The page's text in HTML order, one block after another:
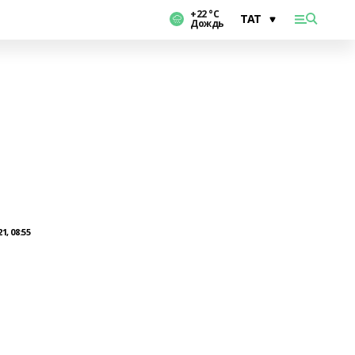
+22 °С
Дождь
08:55